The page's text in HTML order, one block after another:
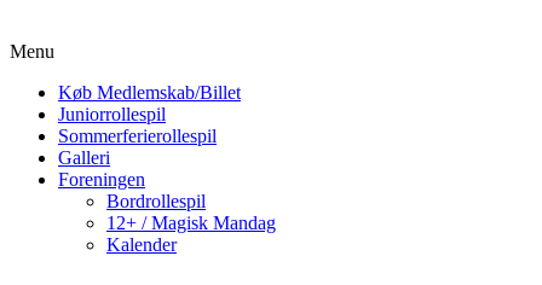
Menu
Køb Medlemskab/Billet
Juniorrollespil
Sommerferierollespil
Galleri
Foreningen
Bordrollespil
12+ / Magisk Mandag
Kalender